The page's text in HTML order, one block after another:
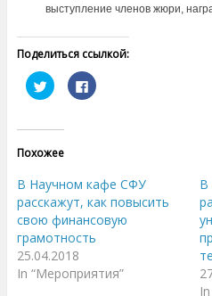
выступление членов жюри,
Поделиться ссылкой:
Н
а
е
,
т
о
б
ы
п
о
д
е
л
и
Н
а
е
с
ь
,
ч
т
о
п
Похожее
В Научном кафе СФУ
расскажут, как повысить
свою финансовую
грамотность
25.04.2018
In “Мероприятия”
В